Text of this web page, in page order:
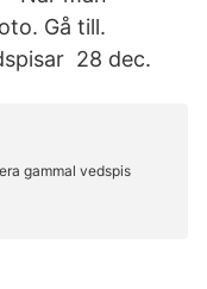
Gå till.
28 dec.